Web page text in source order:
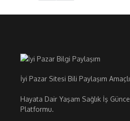
İyi Pazar Sitesi Bili Paylaşım
Hayata Dair Yaşam Sağlık İş
Platformu.